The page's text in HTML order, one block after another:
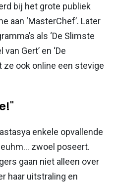
bij het grote publiek
aan ‘MasterChef’. Later
als ‘De Slimste
Gert’ en ‘De
ze ook online een stevige
enkele opvallende
zwoel poseert.
gaan niet alleen over
haar uitstraling en